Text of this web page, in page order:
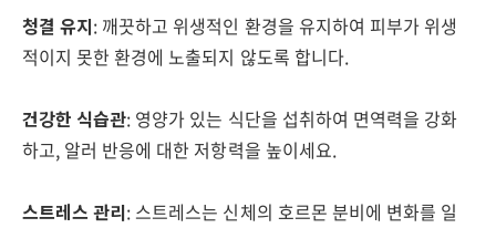
청결 유지: 깨끗하고 위생적인 환경을 유지하여 피부가 위생
적이지 못한 환경에 노출되지 않도록 합니다.
건강한 식습관: 영양가 있는 식단을 섭취하여 면역력을 강화
하고, 알러 반응에 대한 저항력을 높이세요.
스트레스 관리: 스트레스는 신체의 호르몬 분비에 변화를 일